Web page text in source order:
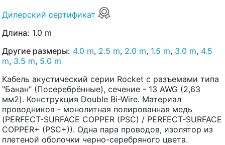
Дилерский сертификат
Длина: 1.0 m
Другие размеры: 4.0 m, 2.5 m, 2.0 m, 1.5 m, 3.0 m, 4.5
m, 3.5 m, 5.0 m
Кабель акустический серии Rocket с разъемами типа
"Банан" (Посеребрённые), сечение - 13 AWG (2,63
мм2). Конструкция Double Bi-Wire. Материал
проводников - монолитная полированная медь
(PERFECT-SURFACE COPPER (PSC) / PERFECT-SURFACE
COPPER+ (PSC+)). Одна пара проводов, изолятор из
плетеной оболочки черно-серебряного цвета.